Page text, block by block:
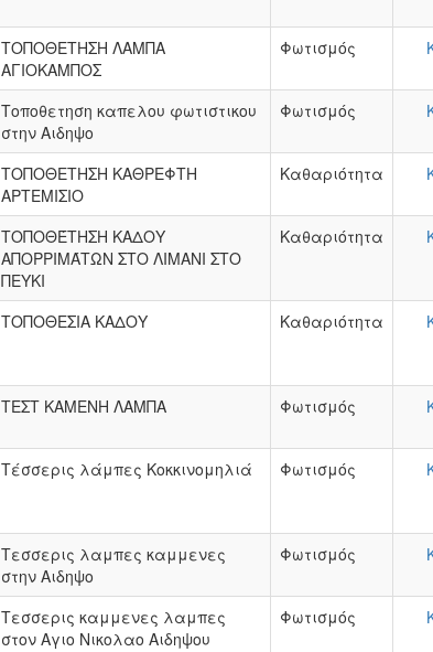
ΤΟΠΟΘΕΤΗΣΗ ΛΑΜΠΑ
ΑΓΙΟΚΑΜΠΟΣ
Φωτισμός
Τοποθετηση καπελου φωτιστικου
στην Αιδηψο
Φωτισμός
ΤΟΠΟΘΕΤΗΣΗ ΚΑΘΡΕΦΤΗ
ΑΡΤΕΜΙΣΙΟ
Καθαριότητα
ΤΟΠΟΘΈΤΗΣΗ ΚΑΔΟΥ
ΑΠΟΡΡΙΜΆΤΩΝ ΣΤΟ ΛΙΜΑΝΙ ΣΤΟ
ΠΕΥΚΙ
Καθαριότητα
ΤΟΠΟΘΕΣΙΑ ΚΑΔΟΥ Καθαριότητα
ΤΕΣΤ ΚΑΜΕΝΗ ΛΑΜΠΑ Φωτισμός
Τέσσερις λάμπες Κοκκινομηλιά Φωτισμός
Τεσσερις λαμπες καμμενες
στην Αιδηψο
Φωτισμός
Τεσσερις καμμενες λαμπες
στον Αγιο Νικολαο Αιδηψου
Φωτισμός